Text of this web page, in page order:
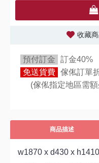
收藏
預付訂金
訂金40%
免送貨費 傢俬訂單
(傢俬指定地區需額
商品描述
w1870 x d430 x